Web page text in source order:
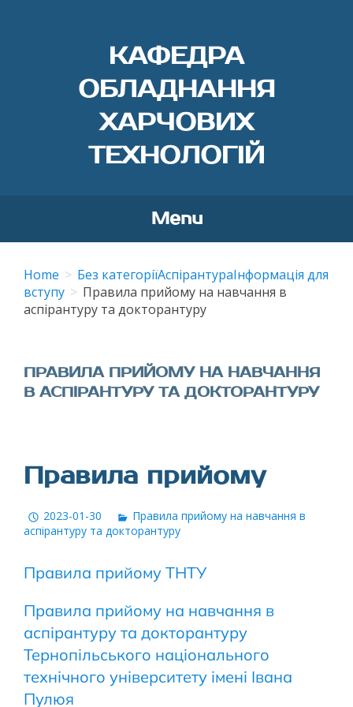
КАФЕДРА
ОБЛАДНАННЯ
ХАРЧОВИХ
ТЕХНОЛОГІЙ
Menu
content
Home Без категоріїАспірантураІнформація для
вступу
Правила прийому на навчання в
аспірантуру та докторантуру
ПРАВИЛА ПРИЙОМУ НА НАВЧАННЯ
В АСПІРАНТУРУ ТА ДОКТОРАНТУРУ
Правила прийому
2023-01-30
Правила прийому на навчання в
аспірантуру та докторантуру
Правила прийому ТНТУ
Правила прийому на навчання в
аспірантуру та докторантуру
Тернопільського національного
технічного університету імені Івана
Пулюя